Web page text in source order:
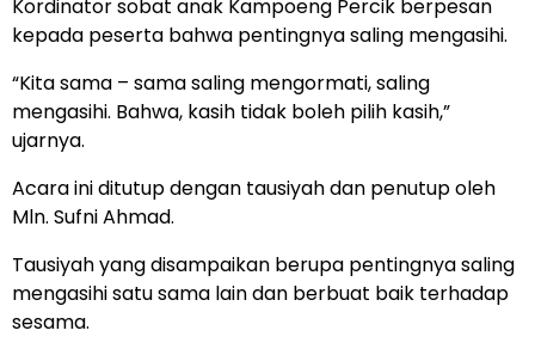
Kordinator sobat anak Kampoeng Percik berpesan
kepada peserta bahwa pentingnya saling mengasihi.
“Kita sama – sama saling mengormati, saling
mengasihi. Bahwa, kasih tidak boleh pilih kasih,”
ujarnya.
Acara ini ditutup dengan tausiyah dan penutup oleh
Mln. Sufni Ahmad.
Tausiyah yang disampaikan berupa pentingnya saling
mengasihi satu sama lain dan berbuat baik terhadap
sesama.